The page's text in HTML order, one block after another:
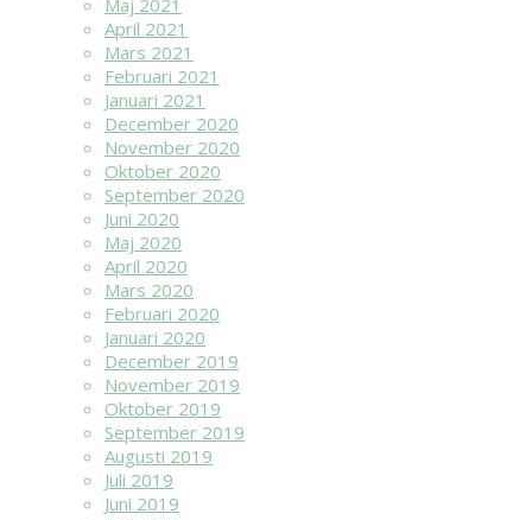
Maj 2021
April 2021
Mars 2021
Februari 2021
Januari 2021
December 2020
November 2020
Oktober 2020
September 2020
Juni 2020
Maj 2020
April 2020
Mars 2020
Februari 2020
Januari 2020
December 2019
November 2019
Oktober 2019
September 2019
Augusti 2019
Juli 2019
Juni 2019